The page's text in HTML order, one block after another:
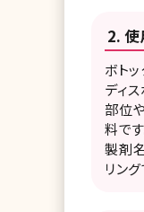
使
ボト
ディ
部位
料です
製剤
リン